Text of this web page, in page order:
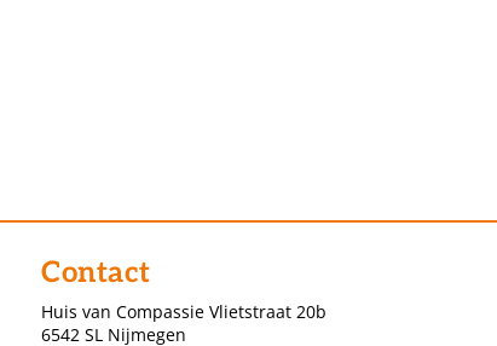
Contact
Huis van Compassie Vlietstraat 20b
6542 SL Nijmegen